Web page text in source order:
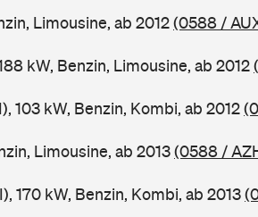
Limousine, ab 2012(0588 /
kW, Benzin, Limousine, ab 2012
103 kW, Benzin, Kombi, ab 2012
Limousine, ab 2013(0588 /
170 kW, Benzin, Kombi, ab 2013